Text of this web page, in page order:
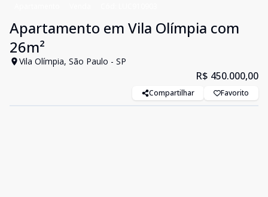
Apartamento em Vila Olímpia com
26m²
Vila Olímpia, São Paulo - SP
R$ 450.000,00
Compartilhar Favorito